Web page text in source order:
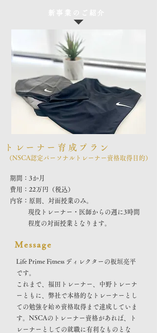
トレーナー育成プラン
（NSCA認定パーソナルトレーナー資格取得目的）
期間：3か月
費用：22万円（税込）
​内容：原則、対面授業のみ。
現役トレーナー・医師からの週に3時間
程度の対面授業となります。
Message
Life Prime Fitness ディレクターの板垣亮平
です。
これまで、福田トレーナー、中野トレーナ
ーともに、弊社で本格的なトレーナーとし
ての勉強を始め資格取得まで達成していま
す。NSCAのトレーナー資格があれば、ト
レーナーとしての就職に有利なものとな